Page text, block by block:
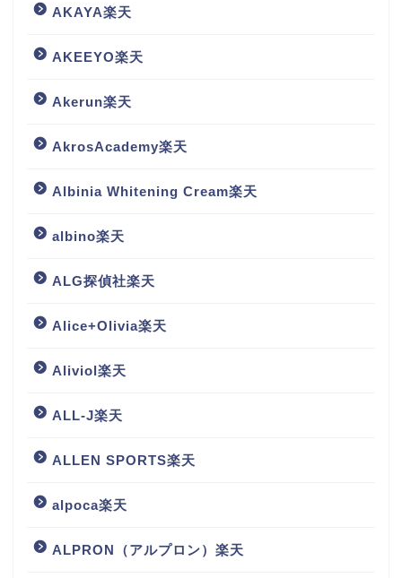
AKAYA楽天
AKEEYO楽天
Akerun楽天
AkrosAcademy楽天
Albinia Whitening Cream楽天
albino楽天
ALG探偵社楽天
Alice+Olivia楽天
Aliviol楽天
ALL-J楽天
ALLEN SPORTS楽天
alpoca楽天
ALPRON（アルプロン）楽天